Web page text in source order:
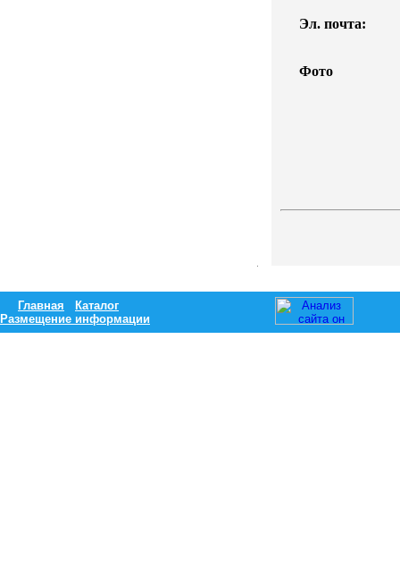
Эл. почта:
Фото
Главная
Каталог
Размещение информации